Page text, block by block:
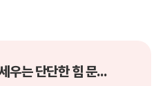
나를 세우는 단단한 힘 문사철